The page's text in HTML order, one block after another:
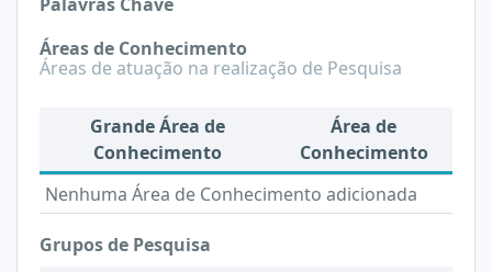
Áreas de Conhecimento
Áreas de atuação na realização de Pesquisa
Grande Área de
Conhecimento
Área de
Conhecimento
Nenhuma Área de Conhecimento adicionada
Grupos de Pesquisa